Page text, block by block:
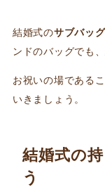
結婚式のサブバッ
ンドのバッグでも
お祝いの場である
いきましょう。
結婚式の
う